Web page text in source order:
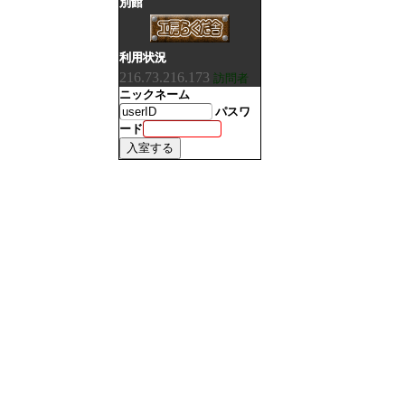
利用状況
216.73.216.173 訪問者
ニックネーム
パスワ
ード